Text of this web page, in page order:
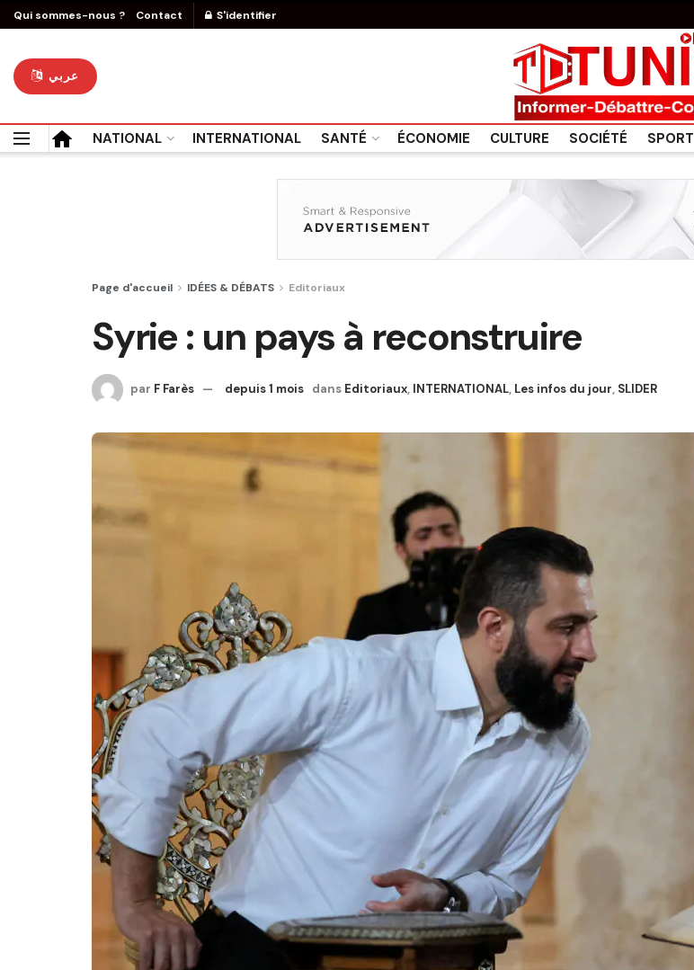
Qui sommes-nous ? Contact S'identifier
عربي
NATIONAL INTERNATIONAL SANTÉ ÉCONOMIE CULTURE SOCIÉTÉ SPORT
Page d'accueil IDÉES & DÉBATS Editoriaux
Syrie : un pays à reconstruire
par F Farès depuis 1 mois dans Editoriaux, INTERNATIONAL, Les infos du jour, SLIDER